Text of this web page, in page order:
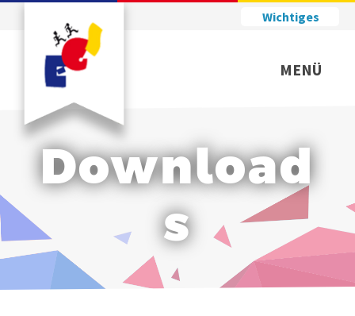
Wichtiges
MENÜ
Download
s